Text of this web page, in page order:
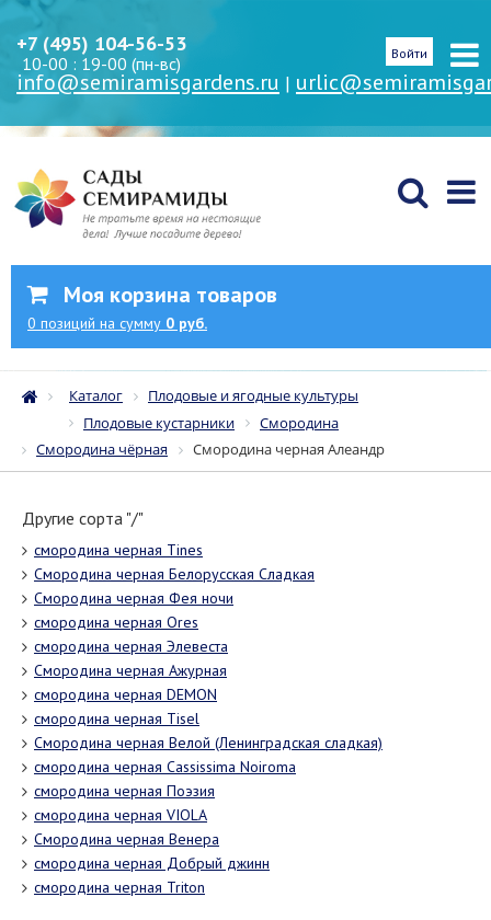
+7 (495) 104-56-53
10-00 : 19-00 (пн-вс)
info@semiramisgardens.ru |
Войти
Моя корзина товаров
0 позиций на сумму 0 руб.
Каталог
Плодовые и ягодные культуры
Плодовые кустарники
Смородина
Смородина чёрная
Смородина черная Алеандр
Другие сорта "/"
смородина черная Tines
Смородина черная Белорусская Сладкая
Смородина черная Фея ночи
смородина черная Ores
смородина черная Элевеста
Смородина черная Ажурная
смородина черная DEMON
смородина черная Tisel
Смородина черная Велой (Ленинградская сладкая)
смородина черная Cassissima Noiroma
смородина черная Поэзия
смородина черная VIOLA
Смородина черная Венера
смородина черная Добрый джинн
смородина черная Triton